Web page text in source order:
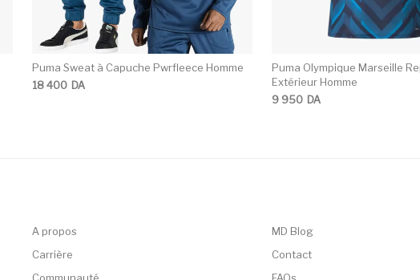
Puma Sweat à Capuche Pwrfleece Homme
18 400 DA
Puma Olympique Marseille
Extérieur Homme
9 950 DA
A propos
Carrière
Communauté
MD Blog
Contact
FAQs